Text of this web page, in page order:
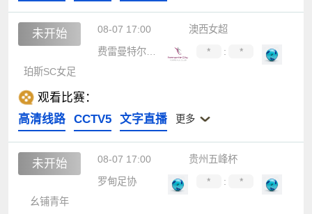
未开始 08-07 17:00
澳西女超
费雷曼特尔市女足
* :
*
珀斯SC女足
观看比赛：
高清线路
CCTV5 文字直播 更多
未开始 08-07 17:00
贵州五峰杯
罗甸足协
* :
*
幺铺青年